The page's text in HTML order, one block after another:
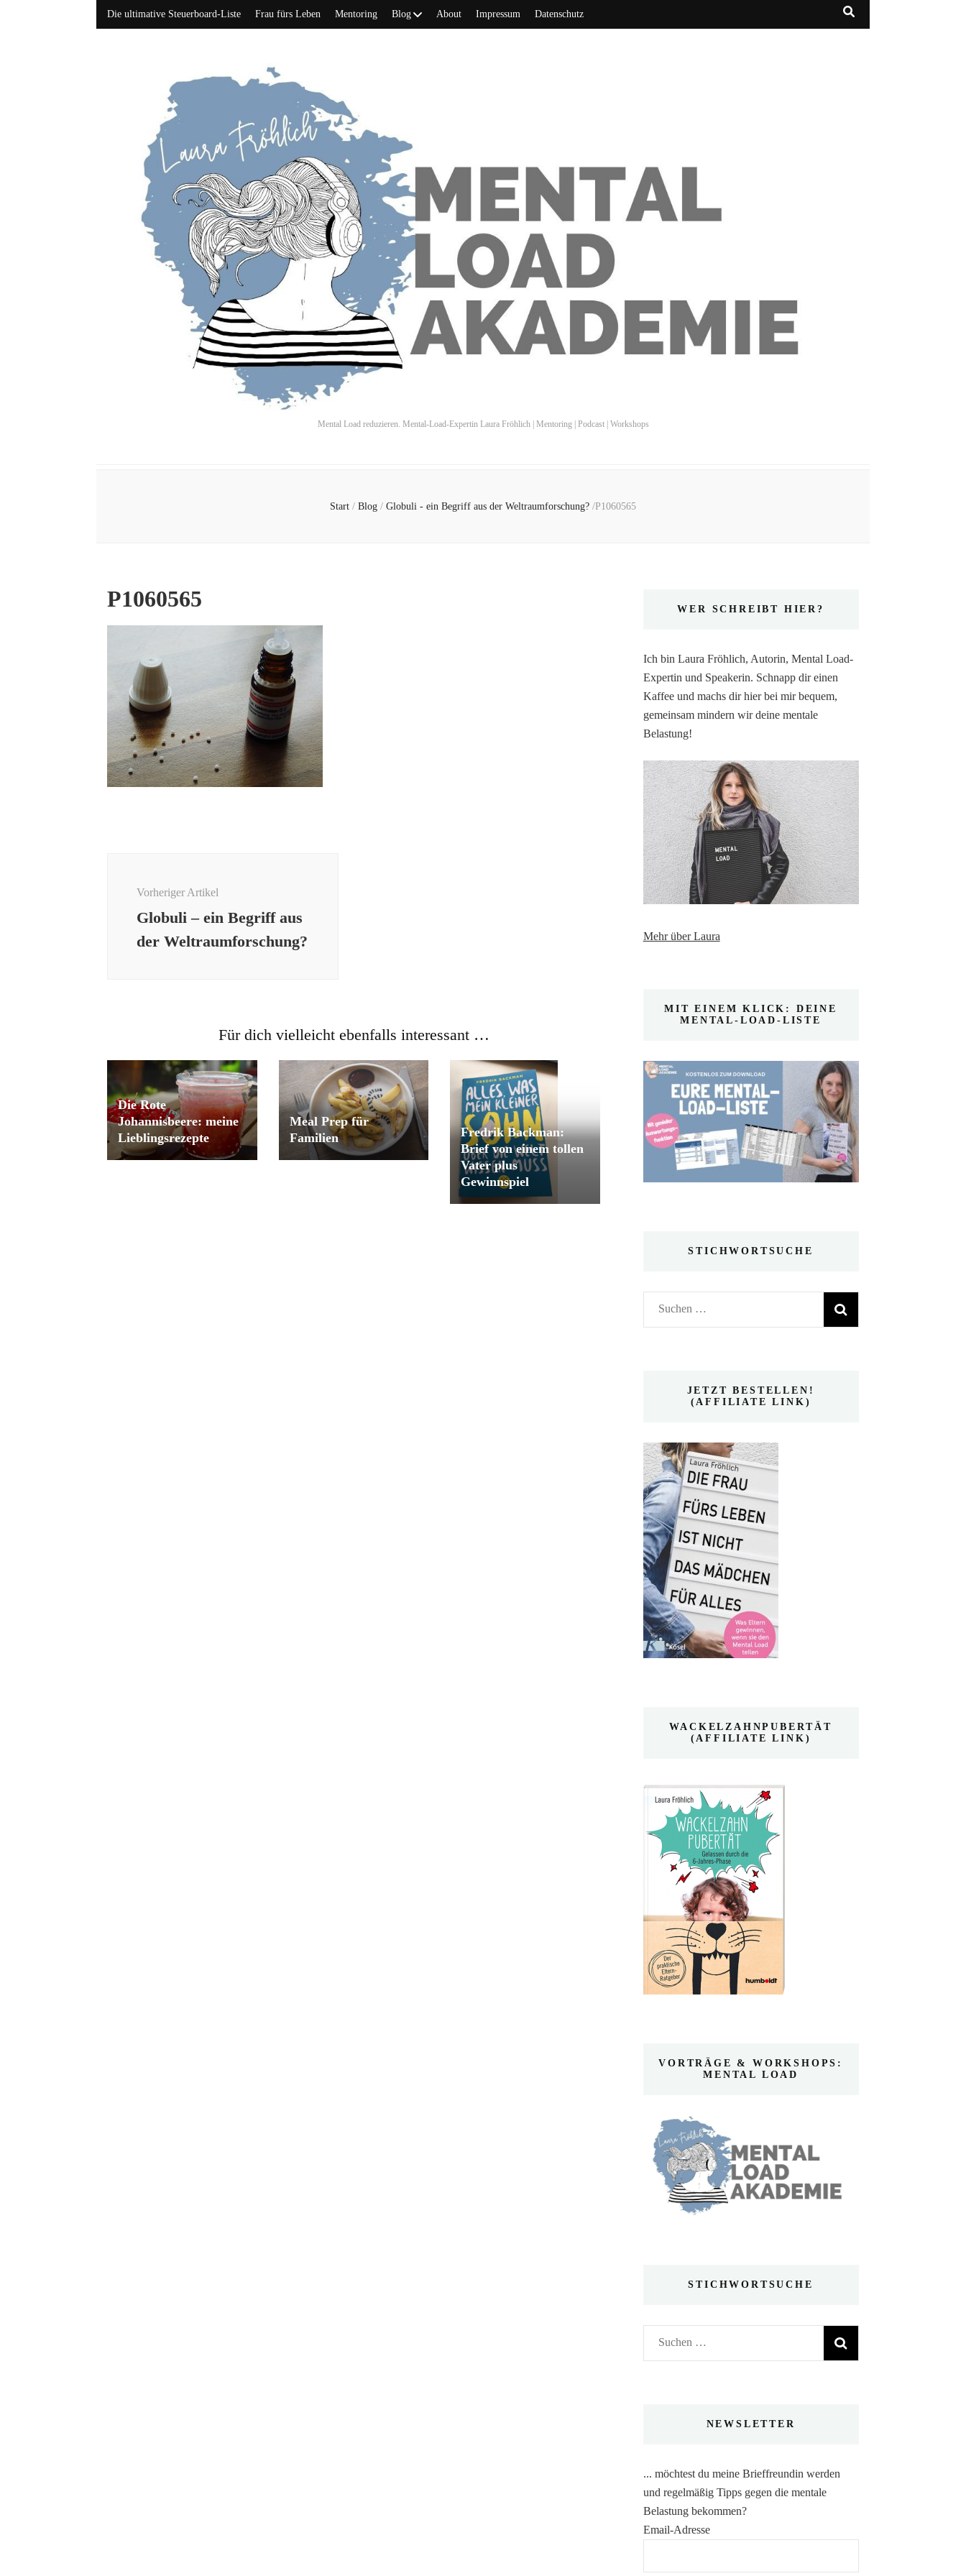
Die ultimative Steuerboard-Liste Frau fürs Leben Mentoring Blog About Impressum Datenschutz
Mental Load reduzieren. Mental-Load-Expertin Laura Fröhlich | Mentoring | Podcast | Workshops
Start / Blog / Globuli - ein Begriff aus der Weltraumforschung? /P1060565
P1060565
Vorheriger Artikel
Globuli – ein Begriff aus
der Weltraumforschung?
Für dich vielleicht ebenfalls interessant …
Die Rote
Johannisbeere: meine
Lieblingsrezepte
Meal Prep für
Familien
Fredrik Backman:
Brief von einem tollen
Vater plus
Gewinnspiel
WER SCHREIBT HIER?
Ich bin Laura Fröhlich, Autorin, Mental Load-
Expertin und Speakerin. Schnapp dir einen
Kaffee und machs dir hier bei mir bequem,
gemeinsam mindern wir deine mentale
Belastung!
Mehr über Laura
MIT EINEM KLICK: DEINE
MENTAL-LOAD-LISTE
STICHWORTSUCHE
Suchen
nach:
JETZT BESTELLEN!
(AFFILIATE LINK)
WACKELZAHNPUBERTÄT
(AFFILIATE LINK)
VORTRÄGE & WORKSHOPS:
MENTAL LOAD
STICHWORTSUCHE
Suchen
nach:
NEWSLETTER
... möchtest du meine Brieffreundin werden
und regelmäßig Tipps gegen die mentale
Belastung bekommen?
Email-Adresse